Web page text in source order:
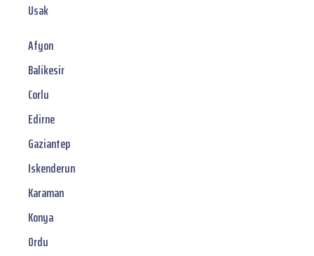
Usak
Afyon
Balikesir
Corlu
Edirne
Gaziantep
Iskenderun
Karaman
Konya
Ordu